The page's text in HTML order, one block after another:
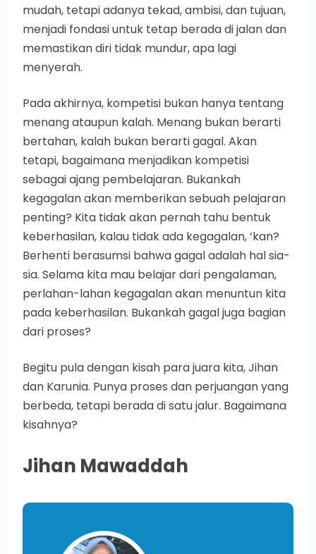
mudah, tetapi adanya tekad, ambisi, dan tujuan,
menjadi fondasi untuk tetap berada di jalan dan
memastikan diri tidak mundur, apa lagi
menyerah.
Pada akhirnya, kompetisi bukan hanya tentang
menang ataupun kalah. Menang bukan berarti
bertahan, kalah bukan berarti gagal. Akan
tetapi, bagaimana menjadikan kompetisi
sebagai ajang pembelajaran. Bukankah
kegagalan akan memberikan sebuah pelajaran
penting? Kita tidak akan pernah tahu bentuk
keberhasilan, kalau tidak ada kegagalan, ‘kan?
Berhenti berasumsi bahwa gagal adalah hal sia-
sia. Selama kita mau belajar dari pengalaman,
perlahan-lahan kegagalan akan menuntun kita
pada keberhasilan. Bukankah gagal juga bagian
dari proses?
Begitu pula dengan kisah para juara kita, Jihan
dan Karunia. Punya proses dan perjuangan yang
berbeda, tetapi berada di satu jalur. Bagaimana
kisahnya?
Jihan Mawaddah